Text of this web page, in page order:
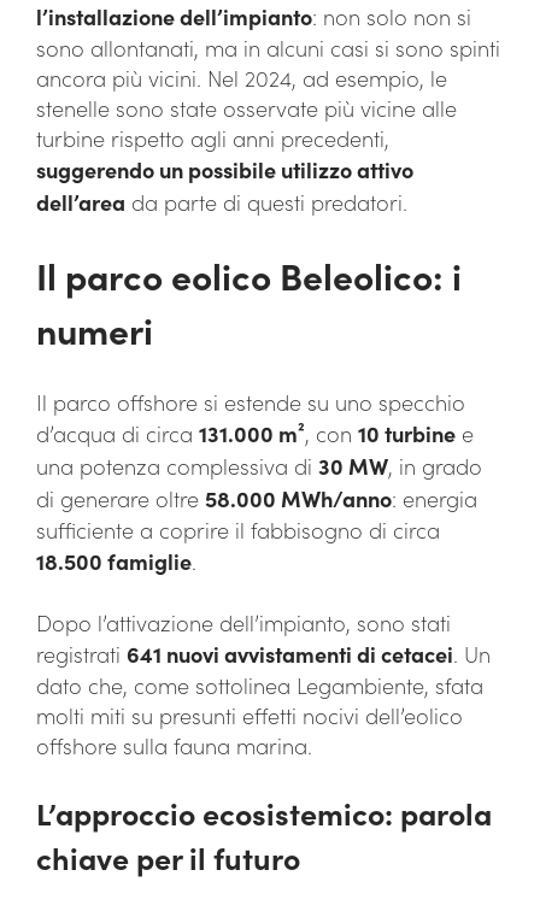
l’installazione dell’impianto: non solo non si
sono allontanati, ma in alcuni casi si sono spinti
ancora più vicini. Nel 2024, ad esempio, le
stenelle sono state osservate più vicine alle
turbine rispetto agli anni precedenti,
suggerendo un possibile utilizzo attivo
dell’area da parte di questi predatori.
Il parco eolico Beleolico: i
numeri
Il parco offshore si estende su uno specchio
d’acqua di circa 131.000 m², con 10 turbine e
una potenza complessiva di 30 MW, in grado
di generare oltre 58.000 MWh/anno: energia
sufficiente a coprire il fabbisogno di circa
18.500 famiglie.
Dopo l’attivazione dell’impianto, sono stati
registrati 641 nuovi avvistamenti di cetacei. Un
dato che, come sottolinea Legambiente, sfata
molti miti su presunti effetti nocivi dell’eolico
offshore sulla fauna marina.
L’approccio ecosistemico: parola
chiave per il futuro